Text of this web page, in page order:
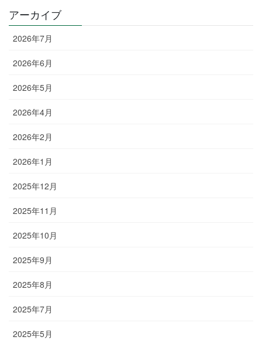
アーカイブ
2026年7月
2026年6月
2026年5月
2026年4月
2026年2月
2026年1月
2025年12月
2025年11月
2025年10月
2025年9月
2025年8月
2025年7月
2025年5月